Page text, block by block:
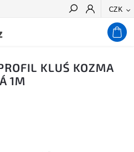
CZK
Hledat
KLUŚ KOZMA
1M